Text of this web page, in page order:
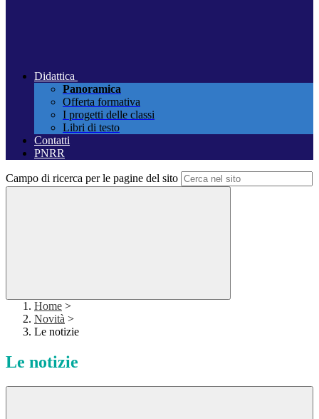
Didattica
Panoramica
Offerta formativa
I progetti delle classi
Libri di testo
Contatti
PNRR
Campo di ricerca per le pagine del sito
Home >
Novità >
Le notizie
Le notizie